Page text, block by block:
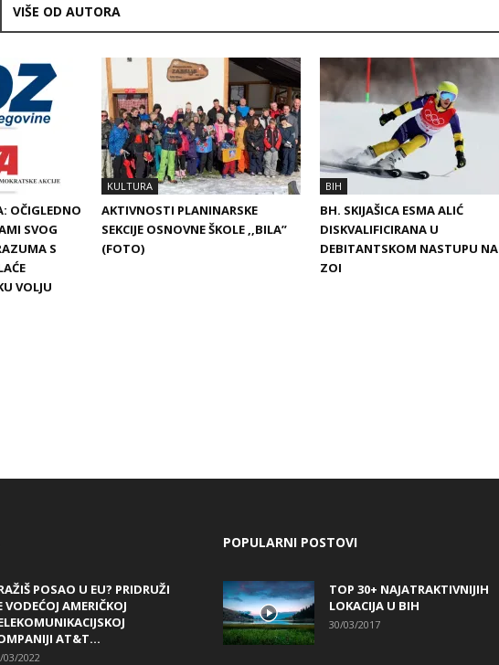
VIŠE OD AUTORA
OČIGLEDNO
SVOG
S
VOLJU
KULTURA
AKTIVNOSTI PLANINARSKE
SEKCIJE OSNOVNE ŠKOLE ,,BILA”
(FOTO)
BIH
BH. SKIJAŠICA ESMA ALIĆ
DISKVALIFICIRANA U
DEBITANTSKOM NASTUPU NA
ZOI
POSAO U EU? PRIDRUŽI
VODEĆOJ AMERIČKOJ
AT&T...
03/2022
POPULARNI POSTOVI
TOP 30+ NAJATRAKTIVNIJIH
LOKACIJA U BIH
30/03/2017